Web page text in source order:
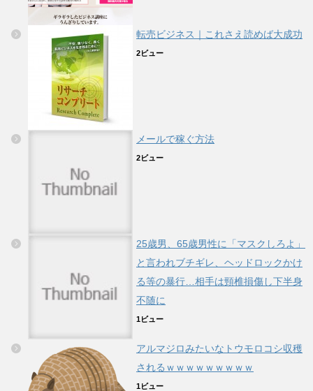
転売ビジネス｜これさえ読めば大成功
2ビュー
メールで稼ぐ方法
2ビュー
25歳男、65歳男性に「マスクしろよ」
と言われブチギレ、ヘッドロックかけ
る等の暴行…相手は頸椎損傷し下半身
不随に
1ビュー
アルマジロみたいなトウモロコシ収穫
されるｗｗｗｗｗｗｗｗｗ
1ビュー